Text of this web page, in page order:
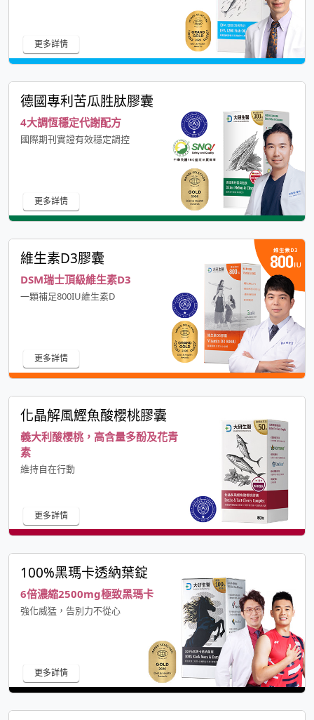
更多詳情
德國專利苦瓜胜肽膠囊
4大調恆穩定代謝配方
國際期刊實證有效穩定調控
更多詳情
維生素D3膠囊
DSM瑞士頂級維生素D3
一顆補足800IU維生素D
更多詳情
化晶解風鰹魚酸櫻桃膠囊
義大利酸櫻桃，高含量多酚及花青
素
維持自在行動
更多詳情
100%黑瑪卡透納葉錠
6倍濃縮2500mg極致黑瑪卡
強化威猛，告別力不從心
更多詳情